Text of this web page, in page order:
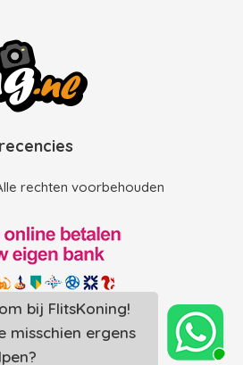
rechten voorbehouden
photobooths
videobooths
Spijkenisse